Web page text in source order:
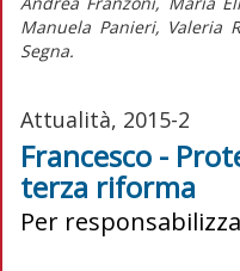
Manuela Panieri, Valeria
Segna.
Attualità, 2015-2
Francesco -
terza riforma
Per